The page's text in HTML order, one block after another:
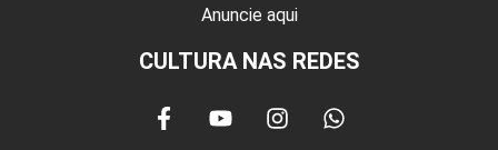
Anuncie aqui
CULTURA NAS REDES